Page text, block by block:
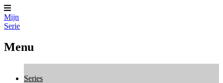
Mijn
Serie
Menu
Series